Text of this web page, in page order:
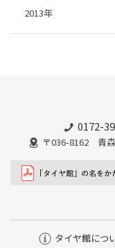
2013年
0172-
〒036-8162 青
タイヤ館につ